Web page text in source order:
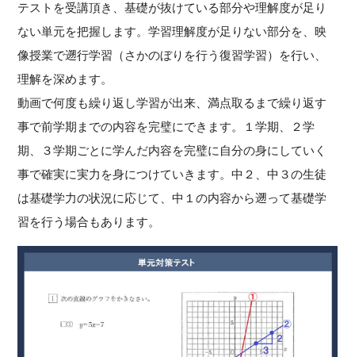
テストを受講頂き、基礎が抜けている部分や理解度が足り
ない単元を把握します。学習理解度が足りない部分を、映
像授業で遡行学習（さかのぼりを行う復習学習）を行い、
理解を深めます。
動画で何度も繰り返し学習が出来、満点取るまで繰り返す
事で前学期までの内容を完璧にできます。１学期、２学
期、３学期ごとに学んだ内容を完璧に自分の身にしていく
事で確実に実力を身につけていきます。中２、中３の生徒
は基礎学力の状況に応じて、中１の内容から遡って基礎学
習を行う場合もあります。